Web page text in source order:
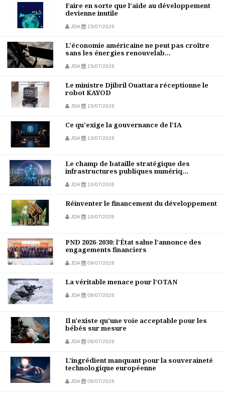
Faire en sorte que l’aide au développement
devienne inutile
JDA 15/07/2026
L'économie américaine ne peut pas croître
sans les énergies renouvelab...
JDA 15/07/2026
Le ministre Djibril Ouattara réceptionne le
robot KAYOD
JDA 15/07/2026
Ce qu'exige la gouvernance de l'IA
JDA 13/07/2026
Le champ de bataille stratégique des
infrastructures publiques numériq...
JDA 10/07/2026
Réinventer le financement du développement
JDA 10/07/2026
PND 2026-2030: l'État salue l'annonce des
engagements financiers
JDA 09/07/2026
La véritable menace pour l’OTAN
JDA 08/07/2026
Il n'existe qu'une voie acceptable pour les
bébés sur mesure
JDA 08/07/2026
L'ingrédient manquant pour la souveraineté
technologique européenne
JDA 08/07/2026